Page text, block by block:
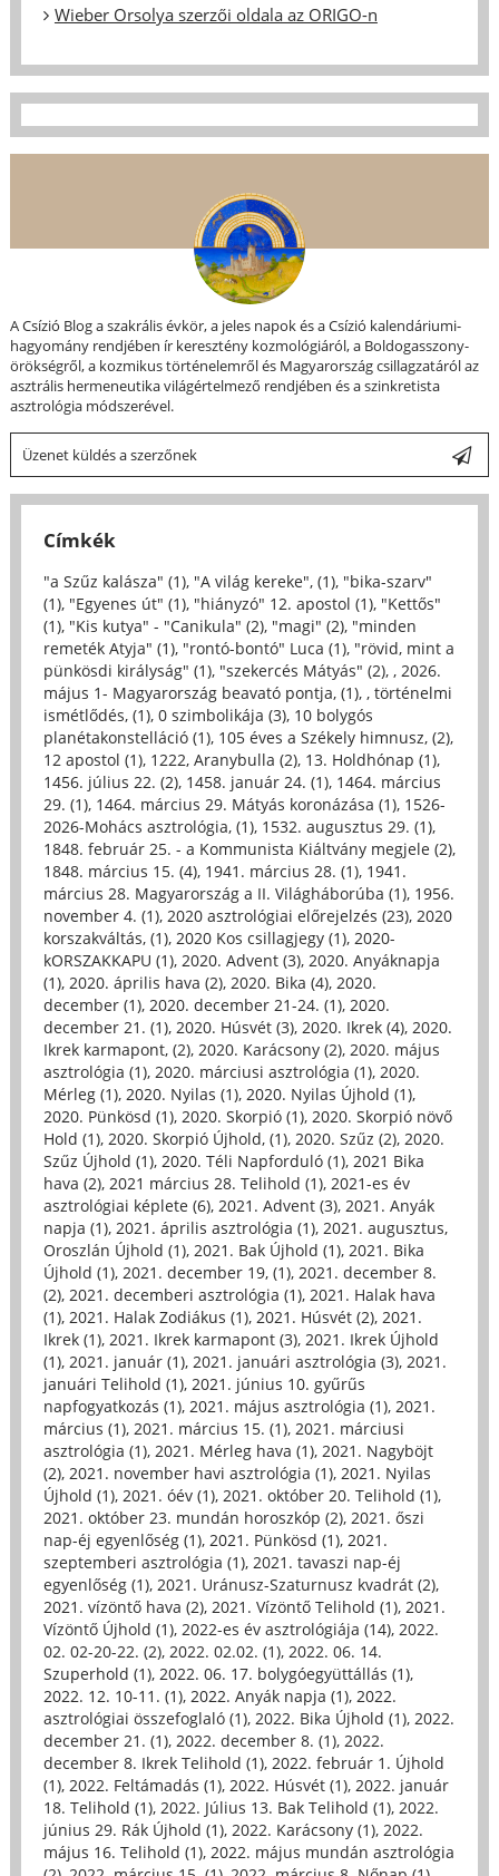
Wieber Orsolya szerzői oldala az ORIGO-n
A Csízió Blog a szakrális évkör, a jeles napok és a Csízió kalendáriumi-
hagyomány rendjében ír keresztény kozmológiáról, a Boldogasszony-
örökségről, a kozmikus történelemről és Magyarország csillagzatáról az
asztrális hermeneutika világértelmező rendjében és a szinkretista
asztrológia módszerével.
Üzenet küldés a szerzőnek
Címkék
"a Szűz kalásza" (1), "A világ kereke", (1), "bika-szarv"
(1), "Egyenes út" (1), "hiányzó" 12. apostol (1), "Kettős"
(1), "Kis kutya" - "Canikula" (2), "magi" (2), "minden
remeték Atyja" (1), "rontó-bontó" Luca (1), "rövid, mint a
pünkösdi királyság" (1), "szekercés Mátyás" (2), , 2026.
május 1- Magyarország beavató pontja, (1), , történelmi
ismétlődés, (1), 0 szimbolikája (3), 10 bolygós
planétakonstelláció (1), 105 éves a Székely himnusz, (2),
12 apostol (1), 1222, Aranybulla (2), 13. Holdhónap (1),
1456. július 22. (2), 1458. január 24. (1), 1464. március
29. (1), 1464. március 29. Mátyás koronázása (1), 1526-
2026-Mohács asztrológia, (1), 1532. augusztus 29. (1),
1848. február 25. - a Kommunista Kiáltvány megjele (2),
1848. március 15. (4), 1941. március 28. (1), 1941.
március 28. Magyarország a II. Világháborúba (1), 1956.
november 4. (1), 2020 asztrológiai előrejelzés (23), 2020
korszakváltás, (1), 2020 Kos csillagjegy (1), 2020-
kORSZAKKAPU (1), 2020. Advent (3), 2020. Anyáknapja
(1), 2020. április hava (2), 2020. Bika (4), 2020.
december (1), 2020. december 21-24. (1), 2020.
december 21. (1), 2020. Húsvét (3), 2020. Ikrek (4), 2020.
Ikrek karmapont, (2), 2020. Karácsony (2), 2020. május
asztrológia (1), 2020. márciusi asztrológia (1), 2020.
Mérleg (1), 2020. Nyilas (1), 2020. Nyilas Újhold (1),
2020. Pünkösd (1), 2020. Skorpió (1), 2020. Skorpió növő
Hold (1), 2020. Skorpió Újhold, (1), 2020. Szűz (2), 2020.
Szűz Újhold (1), 2020. Téli Napforduló (1), 2021 Bika
hava (2), 2021 március 28. Telihold (1), 2021-es év
asztrológiai képlete (6), 2021. Advent (3), 2021. Anyák
napja (1), 2021. április asztrológia (1), 2021. augusztus,
Oroszlán Újhold (1), 2021. Bak Újhold (1), 2021. Bika
Újhold (1), 2021. december 19, (1), 2021. december 8.
(2), 2021. decemberi asztrológia (1), 2021. Halak hava
(1), 2021. Halak Zodiákus (1), 2021. Húsvét (2), 2021.
Ikrek (1), 2021. Ikrek karmapont (3), 2021. Ikrek Újhold
(1), 2021. január (1), 2021. januári asztrológia (3), 2021.
januári Telihold (1), 2021. június 10. gyűrűs
napfogyatkozás (1), 2021. május asztrológia (1), 2021.
március (1), 2021. március 15. (1), 2021. márciusi
asztrológia (1), 2021. Mérleg hava (1), 2021. Nagyböjt
(2), 2021. november havi asztrológia (1), 2021. Nyilas
Újhold (1), 2021. óév (1), 2021. október 20. Telihold (1),
2021. október 23. mundán horoszkóp (2), 2021. őszi
nap-éj egyenlőség (1), 2021. Pünkösd (1), 2021.
szeptemberi asztrológia (1), 2021. tavaszi nap-éj
egyenlőség (1), 2021. Uránusz-Szaturnusz kvadrát (2),
2021. vízöntő hava (2), 2021. Vízöntő Telihold (1), 2021.
Vízöntő Újhold (1), 2022-es év asztrológiája (14), 2022.
02. 02-20-22. (2), 2022. 02.02. (1), 2022. 06. 14.
Szuperhold (1), 2022. 06. 17. bolygóegyüttállás (1),
2022. 12. 10-11. (1), 2022. Anyák napja (1), 2022.
asztrológiai összefoglaló (1), 2022. Bika Újhold (1), 2022.
december 21. (1), 2022. december 8. (1), 2022.
december 8. Ikrek Telihold (1), 2022. február 1. Újhold
(1), 2022. Feltámadás (1), 2022. Húsvét (1), 2022. január
18. Telihold (1), 2022. Július 13. Bak Telihold (1), 2022.
június 29. Rák Újhold (1), 2022. Karácsony (1), 2022.
május 16. Telihold (1), 2022. május mundán asztrológia